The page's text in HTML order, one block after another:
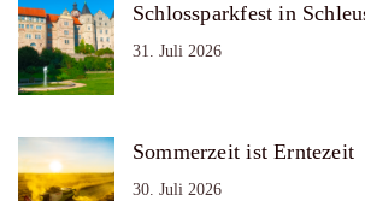
Schlossparkfest in
31. Juli 2026
Sommerzeit ist Erntezeit
30. Juli 2026